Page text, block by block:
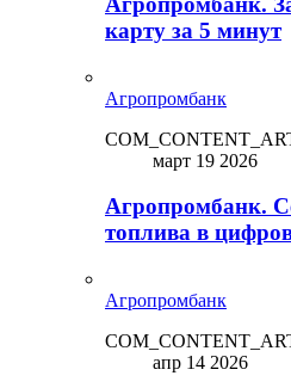
карту за 5 минут
Агропромбанк
март 19 2026
Агропромбанк.
топлива в
Агропромбанк
апр 14 2026